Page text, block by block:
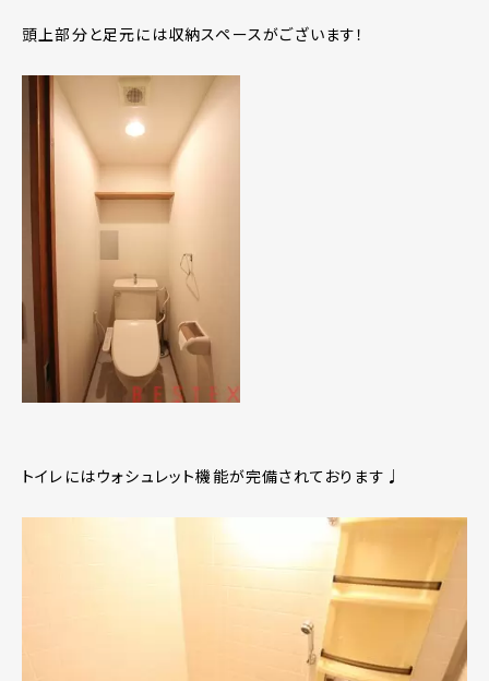
頭上部分と足元には収納スペースがございます！
トイレにはウォシュレット機能が完備されております♩